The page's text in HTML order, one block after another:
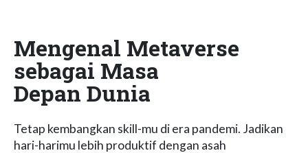
Mengenal Metaverse
sebagai Masa
Depan Dunia
Tetap kembangkan skill-mu di era pandemi. Jadikan
hari-harimu lebih produktif dengan asah